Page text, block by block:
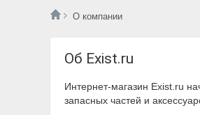
О компании
Об Exist.ru
Интернет-магазин Exist.ru
запасных частей и